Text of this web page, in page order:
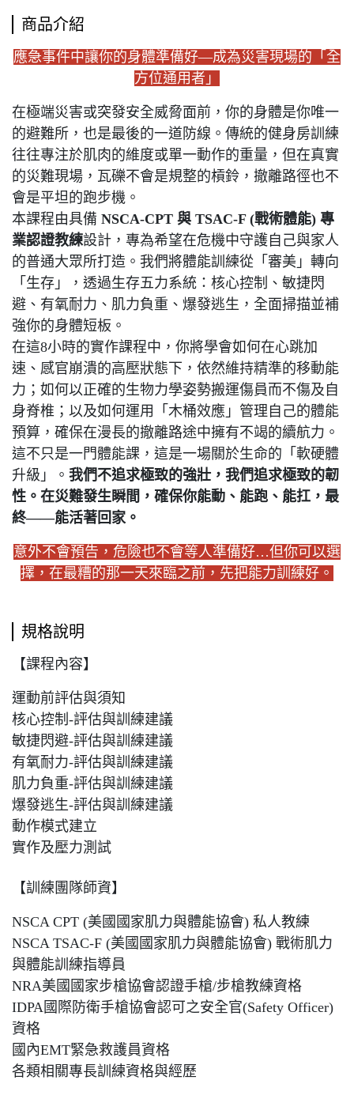
商品介紹
應急事件中讓你的身體準備好—成為災害現場的「全
方位通用者」
在極端災害或突發安全威脅面前，你的身體是你唯一
的避難所，也是最後的一道防線。傳統的健身房訓練
往往專注於肌肉的維度或單一動作的重量，但在真實
的災難現場，瓦礫不會是規整的槓鈴，撤離路徑也不
會是平坦的跑步機。
本課程由具備 NSCA-CPT 與 TSAC-F (戰術體能) 專
業認證教練設計，專為希望在危機中守護自己與家人
的普通大眾所打造。我們將體能訓練從「審美」轉向
「生存」，透過生存五力系統：核心控制、敏捷閃
避、有氧耐力、肌力負重、爆發逃生，全面掃描並補
強你的身體短板。
在這8小時的實作課程中，你將學會如何在心跳加
速、感官崩潰的高壓狀態下，依然維持精準的移動能
力；如何以正確的生物力學姿勢搬運傷員而不傷及自
身脊椎；以及如何運用「木桶效應」管理自己的體能
預算，確保在漫長的撤離路途中擁有不竭的續航力。
這不只是一門體能課，這是一場關於生命的「軟硬體
升級」。 我們不追求極致的強壯，我們追求極致的韌
性。在災難發生瞬間，確保你能動、能跑、能扛，最
終——能活著回家。
意外不會預告，危險也不會等人準備好…但你可以選
擇，在最糟的那一天來臨之前，先把能力訓練好。
規格說明
【課程內容】
運動前評估與須知
核心控制-評估與訓練建議
敏捷閃避-評估與訓練建議
有氧耐力-評估與訓練建議
肌力負重-評估與訓練建議
爆發逃生-評估與訓練建議
動作模式建立
實作及壓力測試
【訓練團隊師資】
NSCA CPT (美國國家肌力與體能協會) 私人教練
NSCA TSAC-F (美國國家肌力與體能協會) 戰術肌力
與體能訓練指導員
NRA美國國家步槍協會認證手槍/步槍教練資格
IDPA國際防衛手槍協會認可之安全官(Safety Officer)
資格
國內EMT緊急救護員資格
各類相關專長訓練資格與經歷